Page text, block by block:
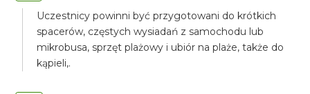
Uczestnicy powinni być przygotowani do krótkich
spacerów, częstych wysiadań z samochodu lub
mikrobusa, sprzęt plażowy i ubiór na plaże, także do
kąpieli,.